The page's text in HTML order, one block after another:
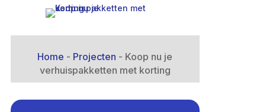
Home - Projecten - Koop nu je
verhuispakketten met korting